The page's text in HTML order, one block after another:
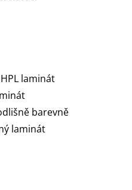
laminát
barevně
laminát